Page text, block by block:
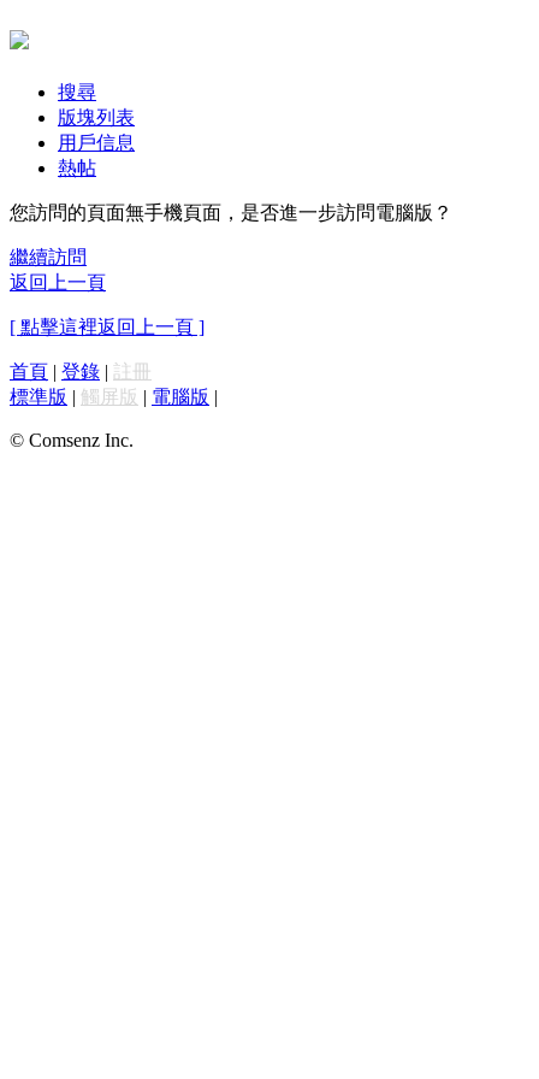
搜尋
版塊列表
用戶信息
熱帖
您訪問的頁面無手機頁面，是否進一步訪問電腦版？
繼續訪問
返回上一頁
[ 點擊這裡返回上一頁 ]
首頁 | 登錄 | 註冊
標準版 | 觸屏版 | 電腦版 |
© Comsenz Inc.